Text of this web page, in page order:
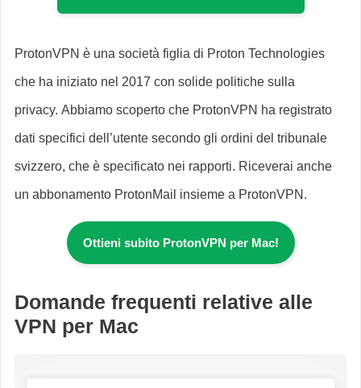
ProtonVPN è una società figlia di Proton Technologies
che ha iniziato nel 2017 con solide politiche sulla
privacy. Abbiamo scoperto che ProtonVPN ha registrato
dati specifici dell’utente secondo gli ordini del tribunale
svizzero, che è specificato nei rapporti. Riceverai anche
un abbonamento ProtonMail insieme a ProtonVPN.
Ottieni subito ProtonVPN per Mac!
Domande frequenti relative alle
VPN per Mac